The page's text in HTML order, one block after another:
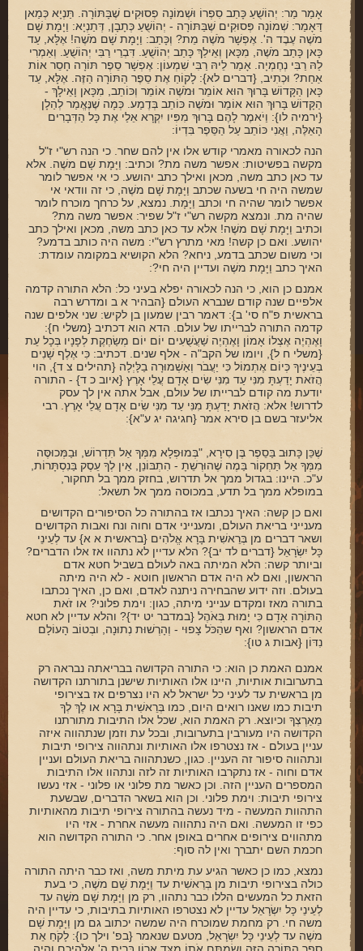
אָמַר מַר: יְהוֹשֻׁעַ כָּתַב סִפְרוֹ וּשְׁמוֹנָה פְסוּקִים שֶׁבָּתּוֹרָה. תַּנְיָא כְּמַאן
דַּאָמַר: שְׁמוֹנָה פְּסוּקִים שֶׁבַּתּוֹרָה - יְהוֹשֻׁעַ כְּתָבָן, דְּתַנְיָא: וַיָמָת שָׁם
מֹשֶׁה עֶבֶד ה'. אֶפְשָׁר מֹשֶׁה מֵת? וְכָּתַב: וַיָמָת שָׁם מֹשֶׁה! אֶלָּא, עַד
כָּאן כָּתַב מֹשֶׁה, מִכָּאן וְאֵילַךְ כָּתַב יְהוֹשֻׁעַ. דִּבְרֵי רַבִּי יְהוֹשֻׁעַ. וְאַמְרִי
לַהּ רַבִּי נְחֶמְיָה. אָמַר לֵיהּ רַבִּי שִׁמְעוֹן: אֶפְשָׁר סֵפֶר תּוֹרָה חָסֵר אוֹת
אַחַת? וּכְתִיב, {דברים לא}: לָקוֹחַ אֶת סֵפֶר הַתּוֹרָה הַזֶּה. אֶלָּא, עַד
כָּאן הַקָּדוֹשׁ בָּרוּךְ הוּא אוֹמֵר וּמֹשֶׁה אוֹמֵר וְכּוֹתֵב, מִכָּאן וָאֵילָךְ -
הַקָּדוֹשׁ בָּרוּךְ הוּא אוֹמֵר וּמֹשֶׁה כּוֹתֵב בְּדֶמַע. כְּמָה שֶׁנֶּאֱמַר לְהַלָן
{ירמיה לו}: וַיֹאמֶר לָהֶם בָּרוּךְ מִפִּיו יִקְרָא אֵלַי אֶת כָּל הַדְּבָרִים
הָאֵלֶּה, וַאֲנִי כּוֹתֵב עַל הַסֵּפֶר בִּדְיוֹ:
הנה לכאורה מאמרי קודש אלו אין להם שחר. כי הנה רש"י ז"ל
מקשה בפשיטות: אפשר משה מת? וכתיב: וַיָּמָת שָׁם משֶׁה. אלא
עד כאן כתב משה, מכאן ואילך כתב יהושע. כי אי אפשר לומר
שמשה היה חי בשעה שכתב וַיָּמָת שָׁם משֶׁה, כי זה וודאי אי
אפשר לומר שהיה חי וכתב וַיָּמָת. נמצא, על כרחך מוכרח לומר
שהיה מת. ונמצא מקשה רש"י ז"ל שפיר: אפשר משה מת?
וכתיב וַיָּמָת שָׁם משֶׁה! אלא עד כאן כתב משה, מכאן ואילך כתב
יהושע. ואם כן קשה! מאי מתרץ רש"י: משה היה כותב בדמע?
וכי משום שכתב בדמע, ניחא? הלא הקושיא במקומה עומדת:
האיך כתב וַיָּמָת משֶׁה ועדיין היה חי?:
אמנם כן הוא, כי הנה לכאורה יפלא בעיני כל: הלא התורה קדמה
אלפיים שנה קודם שנברא העולם {הבהיר א ב ומדרש רבה
בראשית פ"ח סי' ב}: דאמר רבין שמעון בן לקיש: שני אלפים שנה
קדמה התורה לברייתו של עולם. הדא הוא דכתיב {משלי ח}:
וָאֶהְיֶה אֶצְלוֹ אָמוֹן וָאֶהְיֶה שַׁעֲשֻׁעִים יוֹם יוֹם מְשַׂחֶקֶת לְפָנָיו בְּכָל עֵת
{משלי ח ל}, ויומו של הקב"ה - אלף שנים. דכתיב: כִּי אֶלֶף שָׁנִים
בְּעֵינֶיךָ כְּיוֹם אֶתְמוֹל כִּי יַעֲבֹר וְאַשְׁמוּרָה בַלָּיְלָה {תהילים צ ד}, הוי
הֲזֹאת יָדַעְתָּ מִנִּי עַד מִנִּי שִׂים אָדָם עֲלֵי אָרֶץ {איוב כ ד} - התורה
יודעת מה קודם לברייתו של עולם, אבל אתה אין לך עסק
לדרוש! אלא: הֲזֹאת יָדַעְתָּ מִנִּי עַד מִנִּי שִׂים אָדָם עֲלֵי אָרֶץ. רבי
אליעזר בשם בן סירא אמר {חגיגה יג ע"א}:
שֶׁכֵּן כָּתוּב בַּסֵפֶר בֶּן סִירָא, "בְּמוּפְלָא מִמְּךָ אַל תִּדְרוֹשׁ, וּבַמְּכוּסֶּה
מִמְּךָ אַל תַּחְקוֹר בַּמֶה שֶׁהוּרְשֵׁתָ - הִתְבּוֹנֵן, אֵין לְךָ עֵסֶק בַּנִסְתָּרוֹת,
ע"כ. היינו: בגדול ממך אל תדרוש, בחזק ממך בל תחקור,
במופלא ממך בל תדע, במכוסה ממך אל תשאל:
ואם כן קשה: האיך נכתבו אז בהתורה כל הסיפורים הקדושים
מענייני בריאת העולם, ומענייני אדם וחוה ונח ואבות הקדושים
ושאר דברים מן בְּרֵאשִׁית בָּרָא אֱלֹהִים {בראשית א א} עד לְעֵינֵי
כָּל יִשְׂרָאֵל {דברים לד יב}? הלא עדיין לא נתהוו אז אלו הדברים?
וביותר קשה: הלא המיתה באה לעולם בשביל חטא אדם
הראשון, ואם לא היה אדם הראשון חוטא - לא היה מיתה
בעולם. וזה ידוע שהבחירה ניתנה לאדם, ואם כן, האיך נכתבו
בתורה מאז ומקדם ענייני מיתה, כגון: וימת פלוני? או זֹאת
הַתּוֹרָה אָדָם כִּי יָמוּת בְּאֹהֶל {במדבר יט יד}? והלא עדיין לא חטא
אדם הראשון? ואף שהַכֹּל צָפוּי - וְהָרְשׁוּת נְתוּנָה, ובְטוֹב הָעוֹלָם
נִדּוֹן {אבות ג טו}:
אמנם האמת כן הוא: כי התורה הקדושה בבריאתה נבראה רק
בתערובות אותיות, היינו אלו האותיות שישנן בתורתנו הקדושה
מן בראשית עד לעיני כל ישראל לא היו נצרפים אז בצירופי
תיבות כמו שאנו רואים היום, כמו בְּרֵאשִׁית בָּרָא או לֶךְ לְךָ
מֵאַרְצְךָ וכיוצא. רק האמת הוא, שכל אלו התיבות מתורתנו
הקדושה היו מעורבין בתערובות, ובכל עת וזמן שנתהווה איזה
עניין בעולם - אז נצטרפו אלו האותיות ונתהווה צירופי תיבות
ונתהווה סיפור זה העניין. כגון, כשנתהווה בריאת העולם ועניין
אדם וחוה - אז נתקרבו האותיות זה לזה ונתהוו אלו התיבות
המספרים העניין הזה. וכן כאשר מת פלוני או פלוני - אזי נעשו
צירופי תיבות: וימת פלוני. וכן הוא בשאר הדברים, שבשעת
התהוות המעשה - מיד נעשה בהתורה צירופי תיבות מהאותיות
כפי זו המעשה. ואם היה נתהווה מעשה אחרת - אזי היו
מתהווים צירופים אחרים באופן אחר. כי התורה הקדושה הוא
חכמת השם יתברך ואין לה סוף:
נמצא, כמו כן כאשר הגיע עת מיתת משה, ואז כבר היתה התורה
כולה בצירופי תיבות מן בְּרֵאשִׁית עד וַיָּמָת שָׁם משֶׁה, כי בעת
הזאת כל המעשים הללו כבר נתהוו, רק מן וַיָּמָת שָׁם משֶׁה עד
לְעֵינֵי כָּל יִשְׂרָאֵל עדיין לא נצטרפו האותיות בתיבות, כי עדיין היה
משה חי. רק מחמת שמוכרח היה שמשה יכתוב גם מן וַיָּמָת שָׁם
משֶׁה עד לְעֵינֵי כָּל יִשְׂרָאֵל, מטעם שנאמר {בפ' וילך כו}: לָקֹחַ אֵת